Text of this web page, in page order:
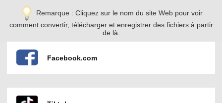
Remarque : Cliquez sur le nom du site Web pour voir
comment convertir, télécharger et enregistrer des fichiers à partir
de là.
Facebook.com